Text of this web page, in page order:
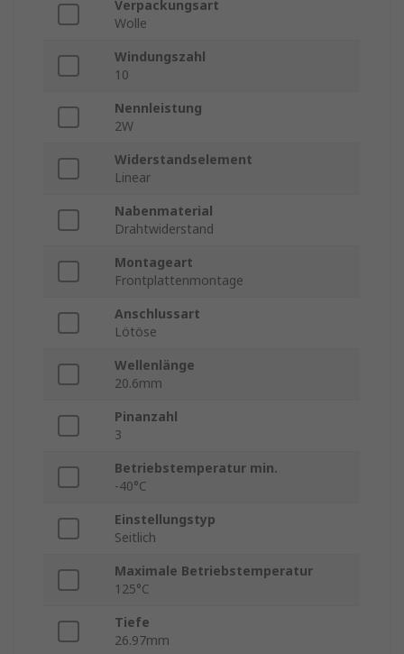
Verpackungsart
Wolle
Windungszahl
10
Nennleistung
2W
Widerstandselement
Linear
Nabenmaterial
Drahtwiderstand
Montageart
Frontplattenmontage
Anschlussart
Lötöse
Wellenlänge
20.6mm
Pinanzahl
3
Betriebstemperatur min.
-40°C
Einstellungstyp
Seitlich
Maximale Betriebstemperatur
125°C
Tiefe
26.97mm